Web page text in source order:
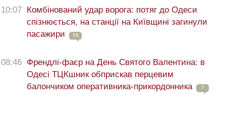
10:07
Комбінований удар ворога: потяг до Одеси
спізнюється, на станції на Київщині загинули
пасажири
56
08:46 Френдлі-фаєр на День Святого Валентина: в
Одесі ТЦКшник обприскав перцевим
балончиком оперативника-прикордонника
7